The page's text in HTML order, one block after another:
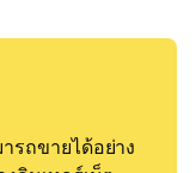
รถขายได้อย่าง